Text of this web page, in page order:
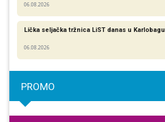
06.08.2026
Lička seljačka tržnica LiST danas u Karlobagu
06.08.2026
PROMO